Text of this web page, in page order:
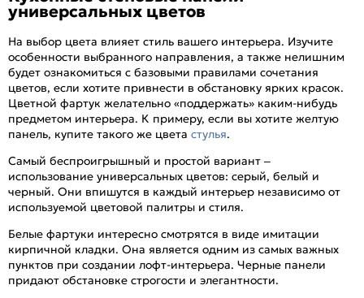
универсальных цветов
На выбор цвета влияет стиль вашего интерьера. Изучите
особенности выбранного направления, а также нелишним
будет ознакомиться с базовыми правилами сочетания
цветов, если хотите привнести в обстановку ярких красок.
Цветной фартук желательно «поддержать» каким-нибудь
предметом интерьера. К примеру, если вы хотите желтую
панель, купите такого же цвета стулья.
Самый беспроигрышный и простой вариант –
использование универсальных цветов: серый, белый и
черный. Они впишутся в каждый интерьер независимо от
используемой цветовой палитры и стиля.
Белые фартуки интересно смотрятся в виде имитации
кирпичной кладки. Она является одним из самых важных
пунктов при создании лофт-интерьера. Черные панели
придают обстановке строгости и элегантности.